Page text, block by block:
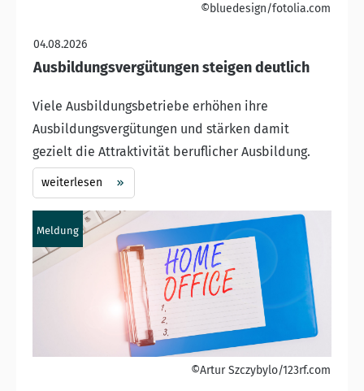
©bluedesign/fotolia.com
04.08.2026
Ausbildungsvergütungen steigen deutlich
Viele Ausbildungsbetriebe erhöhen ihre
Ausbildungsvergütungen und stärken damit
gezielt die Attraktivität beruflicher Ausbildung.
weiterlesen
Meldung
©Artur Szczybylo/123rf.com